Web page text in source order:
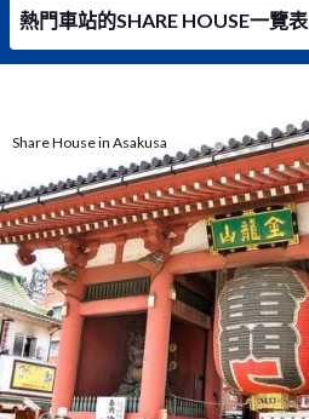
熱門車站的SHARE HOUSE一覽表
Share House in Asakusa